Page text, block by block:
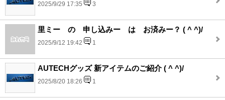
2025/9/29 17:35 3
里ミー の 申し込みー は お済みー？ ( ^ ^)/
2025/9/12 19:42 1
AUTECHグッズ 新アイテムのご紹介 ( ^ ^)/
2025/8/20 18:26 1